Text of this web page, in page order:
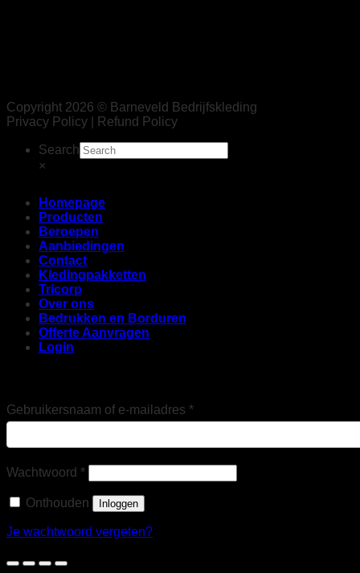
Copyright 2026 © Barneveld Bedrijfskleding
Privacy Policy | Refund Policy
Search
×
Homepage
Producten
Beroepen
Aanbiedingen
Contact
Kledingpakketten
Tricorp
Over ons
Bedrukken en Borduren
Offerte Aanvragen
Login
Gebruikersnaam of e-mailadres *Vereist
Wachtwoord *Vereist
Onthouden Inloggen
Je wachtwoord vergeten?